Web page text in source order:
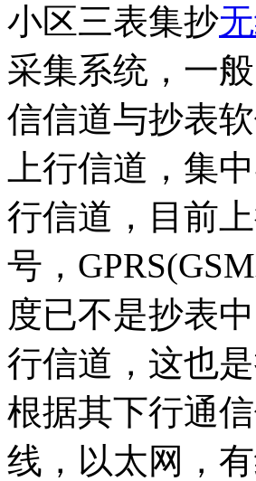
小区三表集抄
采集系统，一
信信道与抄表
上行信道，集
行信道，目前
号，
度已不是抄表
行信道，这也
根据其下行通
线，以太网，